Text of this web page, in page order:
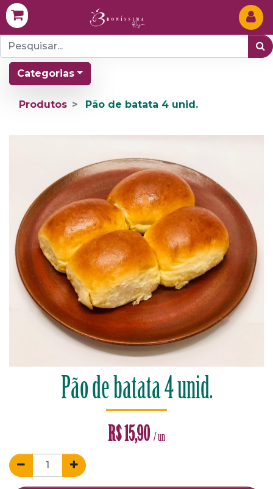
Categorias
Produtos Pão de batata 4 unid.
Pão de batata 4 unid.
R$15,90 / un